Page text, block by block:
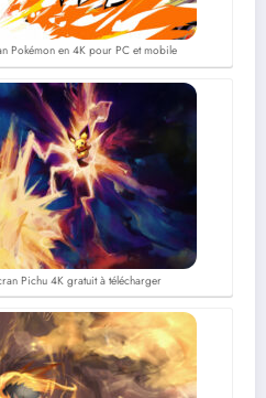
Pokémon en 4K pour PC et mobile
Pichu 4K gratuit à télécharger